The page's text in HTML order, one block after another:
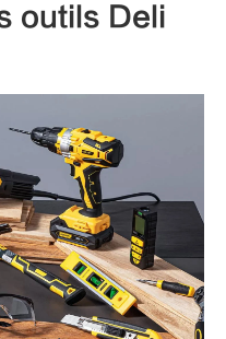
outils Deli